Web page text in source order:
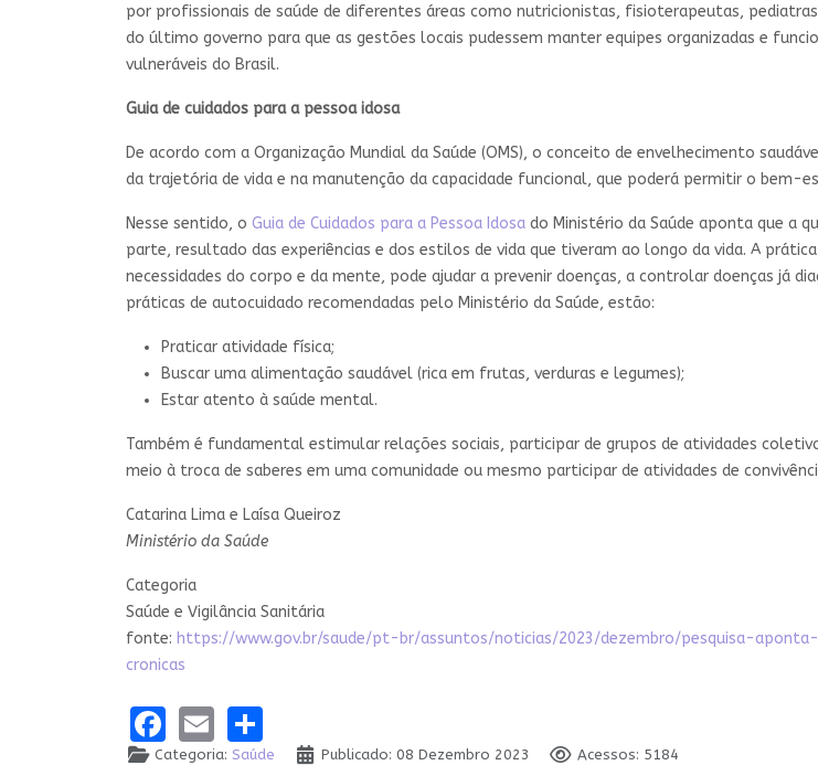
por profissionais de saúde de diferentes áreas como nutricionistas, fisioterapeutas,
do último governo para que as gestões locais pudessem manter equipes organizadas e
vulneráveis do Brasil.
Guia de cuidados para a pessoa idosa
De acordo com a Organização Mundial da Saúde (OMS), o conceito de envelhecimento
da trajetória de vida e na manutenção da capacidade funcional, que poderá permitir o bem-
Nesse sentido, o Guia de Cuidados para a Pessoa Idosa do Ministério da Saúde aponta que a
parte, resultado das experiências e dos estilos de vida que tiveram ao longo da vida. A
necessidades do corpo e da mente, pode ajudar a prevenir doenças, a controlar doenças já
práticas de autocuidado recomendadas pelo Ministério da Saúde, estão:
Praticar atividade física;
Buscar uma alimentação saudável (rica em frutas, verduras e legumes);
Estar atento à saúde mental.
Também é fundamental estimular relações sociais, participar de grupos de atividades
meio à troca de saberes em uma comunidade ou mesmo participar de atividades de
Catarina Lima e Laísa Queiroz
Ministério da Saúde
Categoria
Saúde e Vigilância Sanitária
fonte: https://www.gov.br/saude/pt-br/assuntos/noticias/2023/dezembro/pesquisa-
cronicas
Facebook
Email
Categoria:Saúde Publicado: 08 Dezembro 2023 Acessos: 5184